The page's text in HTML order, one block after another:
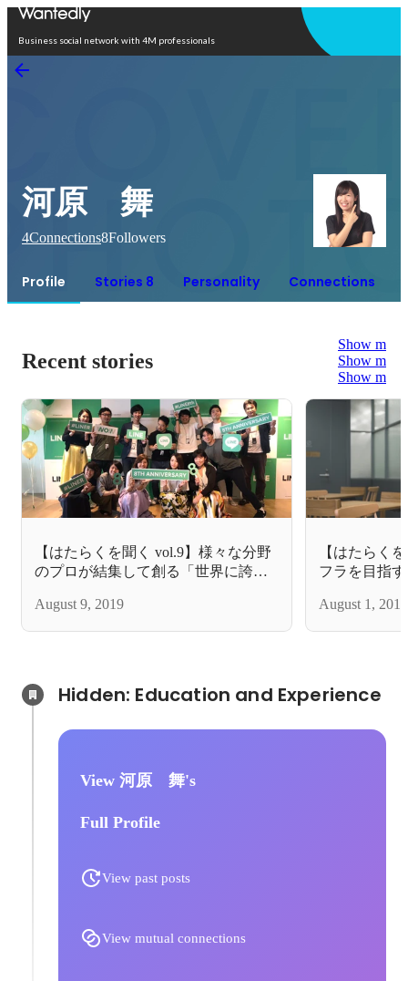
Business social network with 4M professionals
河原 舞
4Connections8Followers
Profile Stories 8 Personality Connections
Recent stories
Show more
Show more
Show more
【はたらくを聞く vol.9】様々な分野
のプロが結集して創る「世界に誇れ
August 9, 2019
【はたらく
フラを目指
August 1, 2019
View 河原 舞's
Full Profile
View past posts
View mutual connections